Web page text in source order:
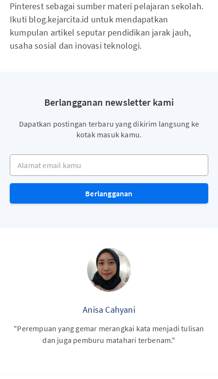
Pinterest sebagai sumber materi pelajaran sekolah.
Ikuti blog.kejarcita.id untuk mendapatkan
kumpulan artikel seputar pendidikan jarak jauh,
usaha sosial dan inovasi teknologi.
Berlangganan newsletter kami
Dapatkan postingan terbaru yang dikirim langsung ke
kotak masuk kamu.
Alamat email kamu
Berlangganan
Anisa Cahyani
"Perempuan yang gemar merangkai kata menjadi tulisan
dan juga pemburu matahari terbenam."